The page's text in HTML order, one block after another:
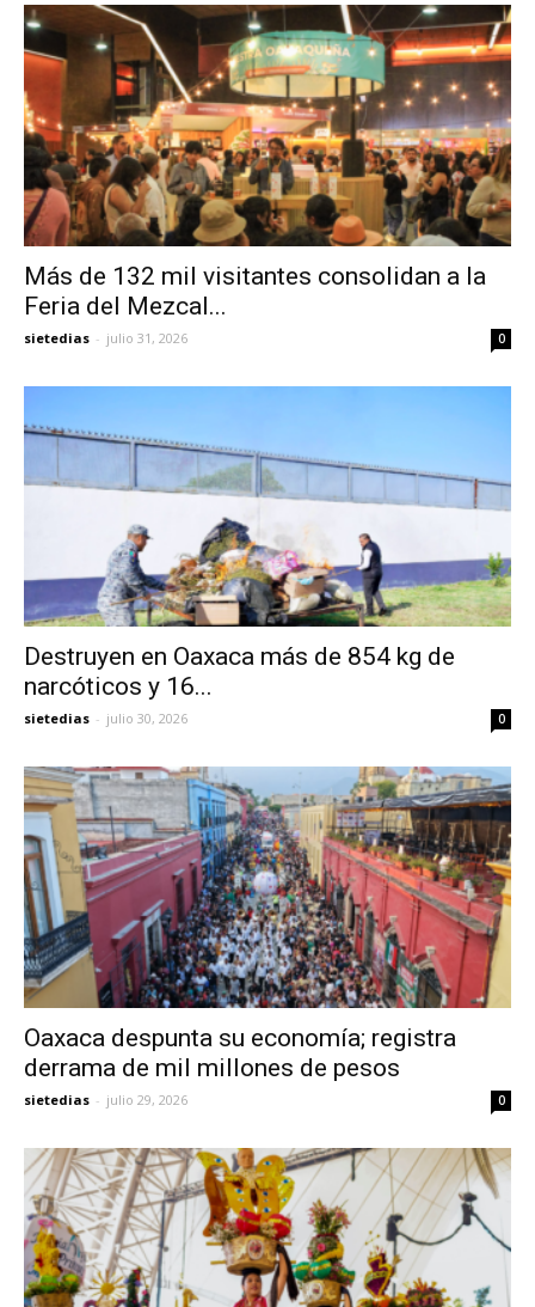
Más de 132 mil visitantes consolidan a la
Feria del Mezcal...
sietedias - julio 31, 2026 0
Destruyen en Oaxaca más de 854 kg de
narcóticos y 16...
sietedias - julio 30, 2026 0
Oaxaca despunta su economía; registra
derrama de mil millones de pesos
sietedias - julio 29, 2026 0